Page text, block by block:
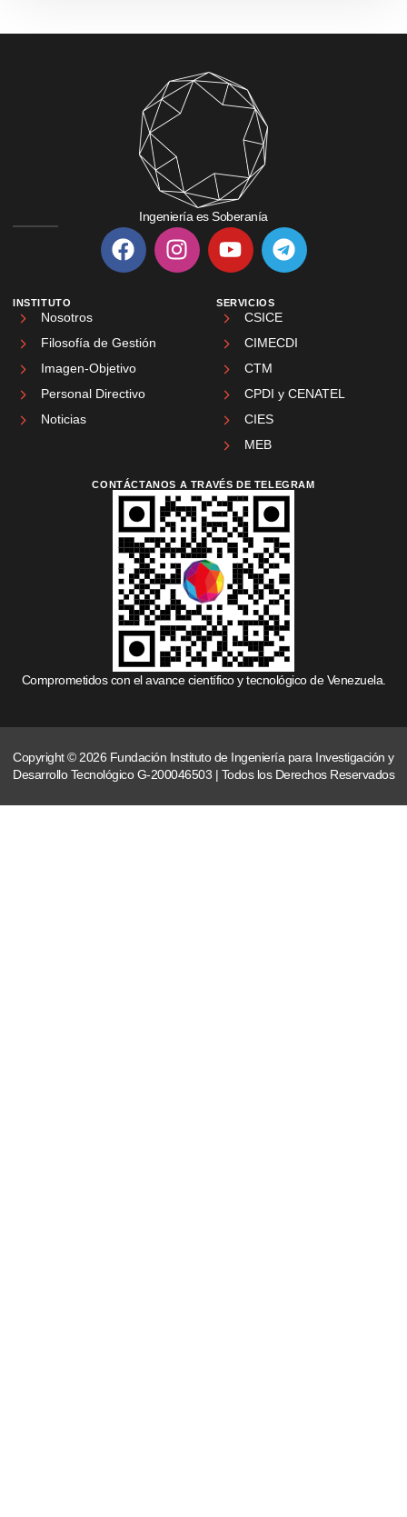
Ingeniería es Soberanía
INSTITUTO
Nosotros
Filosofía de Gestión
Imagen-Objetivo
Personal Directivo
Noticias
SERVICIOS
CSICE
CIMECDI
CTM
CPDI y CENATEL
CIES
MEB
CONTÁCTANOS A TRAVÉS DE TELEGRAM
Comprometidos con el avance científico y tecnológico de Venezuela.
Copyright © 2026 Fundación Instituto de Ingeniería para Investigación y
Desarrollo Tecnológico G-200046503 | Todos los Derechos Reservados